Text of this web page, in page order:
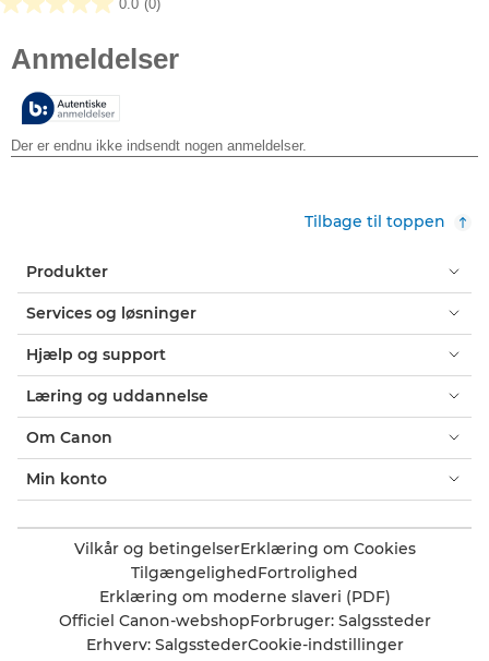
0.0 (0)
0.0
stjerner.
Tilbage til toppen
Produkter
Services og løsninger
Hjælp og support
Læring og uddannelse
Om Canon
Min konto
Vilkår og betingelserErklæring om Cookies
TilgængelighedFortrolighed
Erklæring om moderne slaveri (PDF)
Officiel Canon-webshopForbruger: Salgssteder
Erhverv: SalgsstederCookie-indstillinger